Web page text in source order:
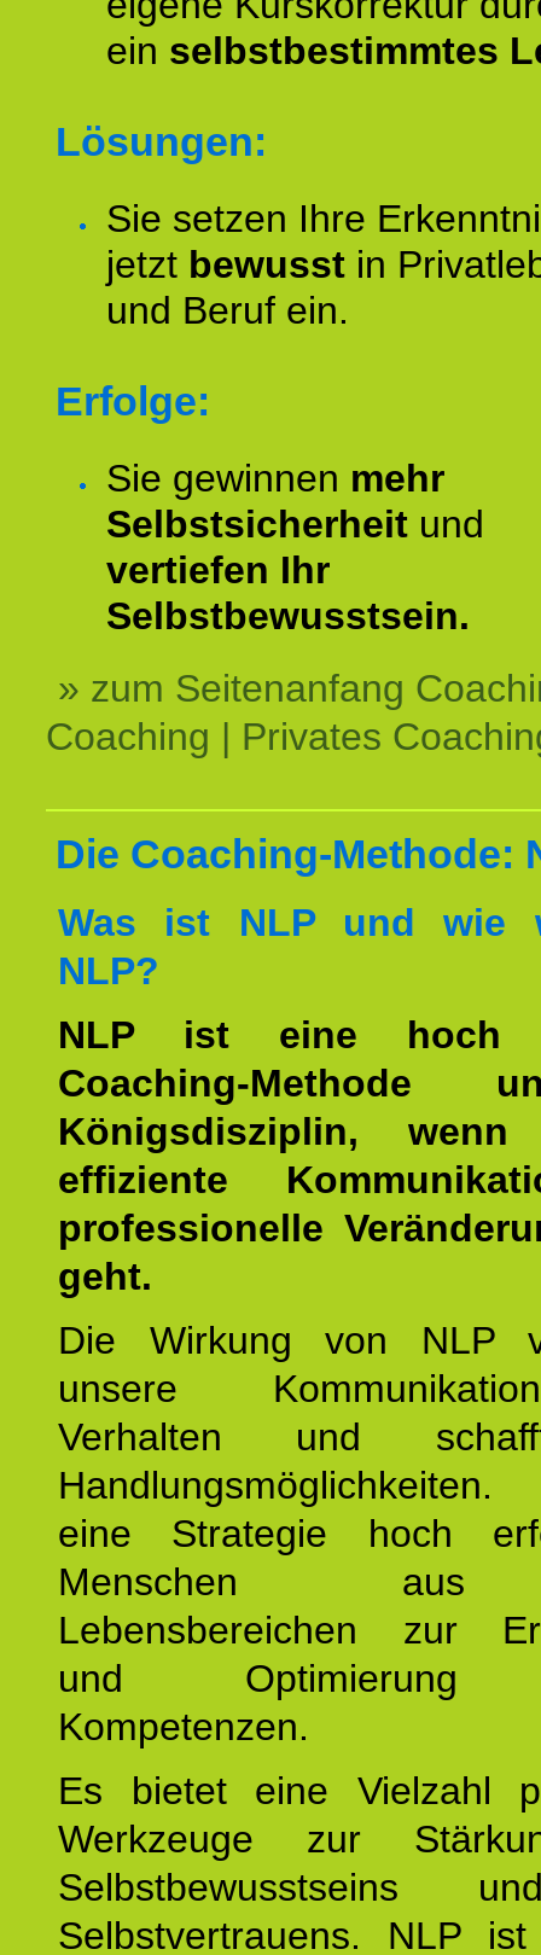
ein selbstbestimmtes
Lösungen:
Sie setzen Ihre
jetzt bewusst in
und Beruf ein.
Erfolge:
Sie gewinnen mehr
Selbstsicherheit und
vertiefen Ihr
Selbstbewusstsein.
» zum Seitenanfang
Coaching | Privates
Die Coaching-Methode:
Was ist NLP und wie
NLP?
NLP ist eine hoch
Coaching-Methode
Königsdisziplin,
effiziente
professionelle
geht.
Die Wirkung von NLP
unsere
Verhalten und
eine Strategie hoch
Menschen
Lebensbereichen zur
und Optimierung
Kompetenzen.
Es bietet eine Vielzahl
Werkzeuge zur
Selbstbewusstseins
Selbstvertrauens. NLP